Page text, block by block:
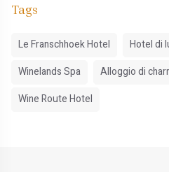
Tags
Le Franschhoek Hotel
Hotel di
Winelands Spa
Alloggio di
Wine Route Hotel